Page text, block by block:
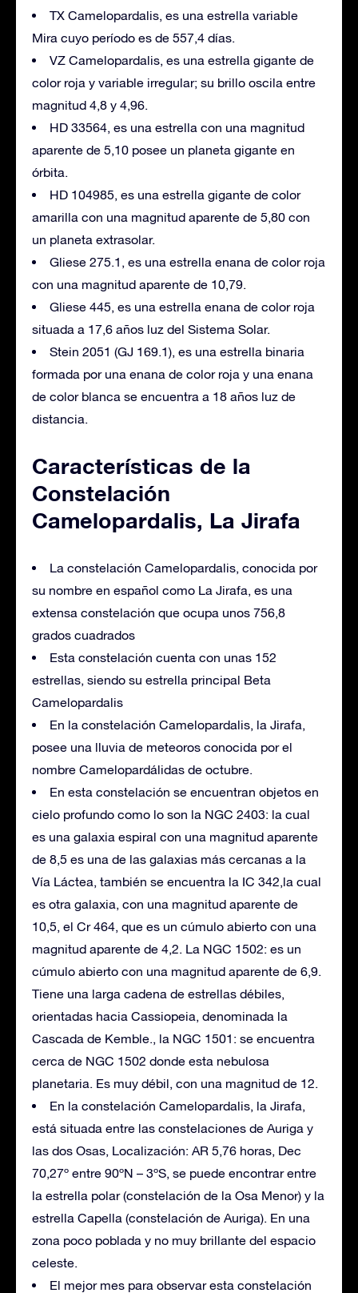
TX Camelopardalis, es una estrella variable
Mira cuyo período es de 557,4 días.
VZ Camelopardalis, es una estrella gigante de
color roja y variable irregular; su brillo oscila entre
magnitud 4,8 y 4,96.
HD 33564, es una estrella con una magnitud
aparente de 5,10 posee un planeta gigante en
órbita.
HD 104985, es una estrella gigante de color
amarilla con una magnitud aparente de 5,80 con
un planeta extrasolar.
Gliese 275.1, es una estrella enana de color roja
con una magnitud aparente de 10,79.
Gliese 445, es una estrella enana de color roja
situada a 17,6 años luz del Sistema Solar.
Stein 2051 (GJ 169.1), es una estrella binaria
formada por una enana de color roja y una enana
de color blanca se encuentra a 18 años luz de
distancia.
Características de la
Constelación
Camelopardalis, La Jirafa
La constelación Camelopardalis, conocida por
su nombre en español como La Jirafa, es una
extensa constelación que ocupa unos 756,8
grados cuadrados
Esta constelación cuenta con unas 152
estrellas, siendo su estrella principal Beta
Camelopardalis
En la constelación Camelopardalis, la Jirafa,
posee una lluvia de meteoros conocida por el
nombre Camelopardálidas de octubre.
En esta constelación se encuentran objetos en
cielo profundo como lo son la NGC 2403: la cual
es una galaxia espiral con una magnitud aparente
de 8,5 es una de las galaxias más cercanas a la
Vía Láctea, también se encuentra la IC 342,la cual
es otra galaxia, con una magnitud aparente de
10,5, el Cr 464, que es un cúmulo abierto con una
magnitud aparente de 4,2. La NGC 1502: es un
cúmulo abierto con una magnitud aparente de 6,9.
Tiene una larga cadena de estrellas débiles,
orientadas hacia Cassiopeia, denominada la
Cascada de Kemble., la NGC 1501: se encuentra
cerca de NGC 1502 donde esta nebulosa
planetaria. Es muy débil, con una magnitud de 12.
En la constelación Camelopardalis, la Jirafa,
está situada entre las constelaciones de Auriga y
las dos Osas, Localización: AR 5,76 horas, Dec
70,27º entre 90ºN – 3ºS, se puede encontrar entre
la estrella polar (constelación de la Osa Menor) y la
estrella Capella (constelación de Auriga). En una
zona poco poblada y no muy brillante del espacio
celeste.
El mejor mes para observar esta constelación